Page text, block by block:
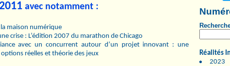
Réalités
2023
avec notamment :
maison numérique
crise : L’édition 2007 du marathon de Chicago
avec un concurrent autour d’un projet innovant : une
réelles et théorie des jeux